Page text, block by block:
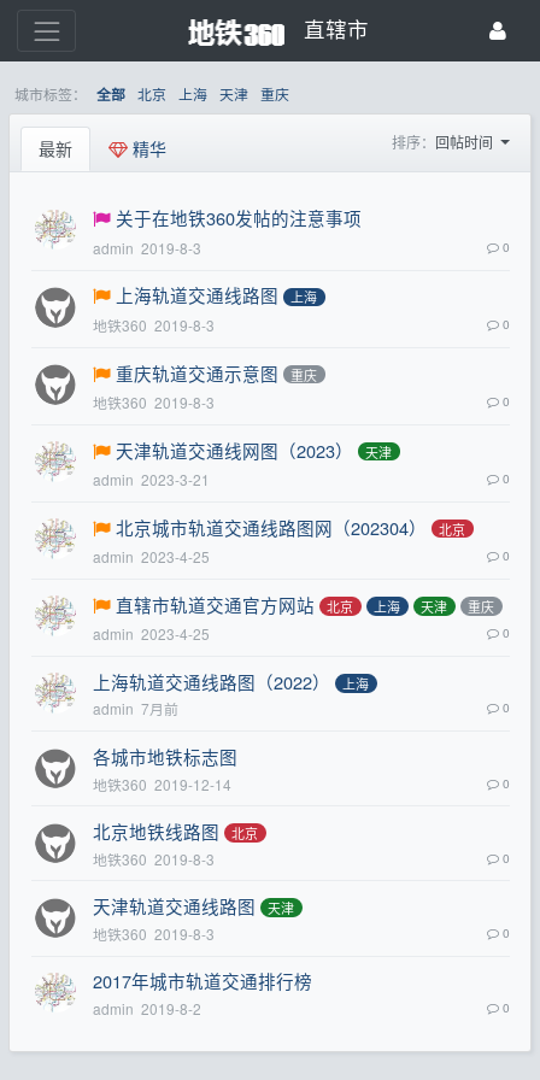
直辖市
城市标签： 全部 北京 上海 天津 重庆
最新 精华 排序： 回帖时间
关于在地铁360发帖的注意事项
admin 2019-8-3 0
上海轨道交通线路图 上海
地铁360 2019-8-3 0
重庆轨道交通示意图 重庆
地铁360 2019-8-3 0
天津轨道交通线网图（2023） 天津
admin 2023-3-21 0
北京城市轨道交通线路图网（202304） 北京
admin 2023-4-25 0
直辖市轨道交通官方网站 北京 上海 天津 重庆
admin 2023-4-25 0
上海轨道交通线路图（2022） 上海
admin 7月前 0
各城市地铁标志图
地铁360 2019-12-14 0
北京地铁线路图 北京
地铁360 2019-8-3 0
天津轨道交通线路图 天津
地铁360 2019-8-3 0
2017年城市轨道交通排行榜
admin 2019-8-2 0